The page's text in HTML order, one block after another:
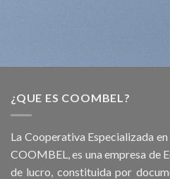
¿QUE ES COOMBEL?
La Cooperativa Especializada
COOMBEL, es una empresa de
de lucro, constituida por